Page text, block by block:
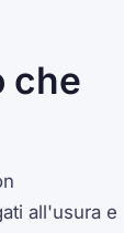
che
all'usura e